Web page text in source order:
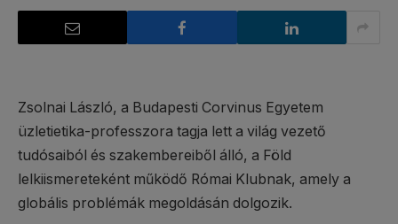
Zsolnai László, a Budapesti Corvinus Egyetem
üzletietika-professzora tagja lett a világ vezető
tudósaiból és szakembereiből álló, a Föld
lelkiismereteként működő Római Klubnak, amely a
globális problémák megoldásán dolgozik.